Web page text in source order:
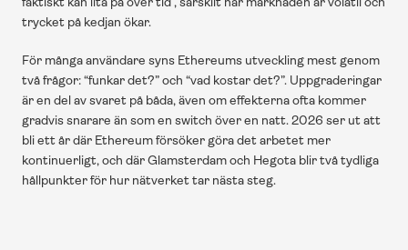
faktiskt kan lita på över tid , särskilt när marknaden är volatil och
trycket på kedjan ökar.
För många användare syns Ethereums utveckling mest genom
två frågor: “funkar det?” och “vad kostar det?”. Uppgraderingar
är en del av svaret på båda, även om effekterna ofta kommer
gradvis snarare än som en switch över en natt. 2026 ser ut att
bli ett år där Ethereum försöker göra det arbetet mer
kontinuerligt, och där Glamsterdam och Hegota blir två tydliga
hållpunkter för hur nätverket tar nästa steg.